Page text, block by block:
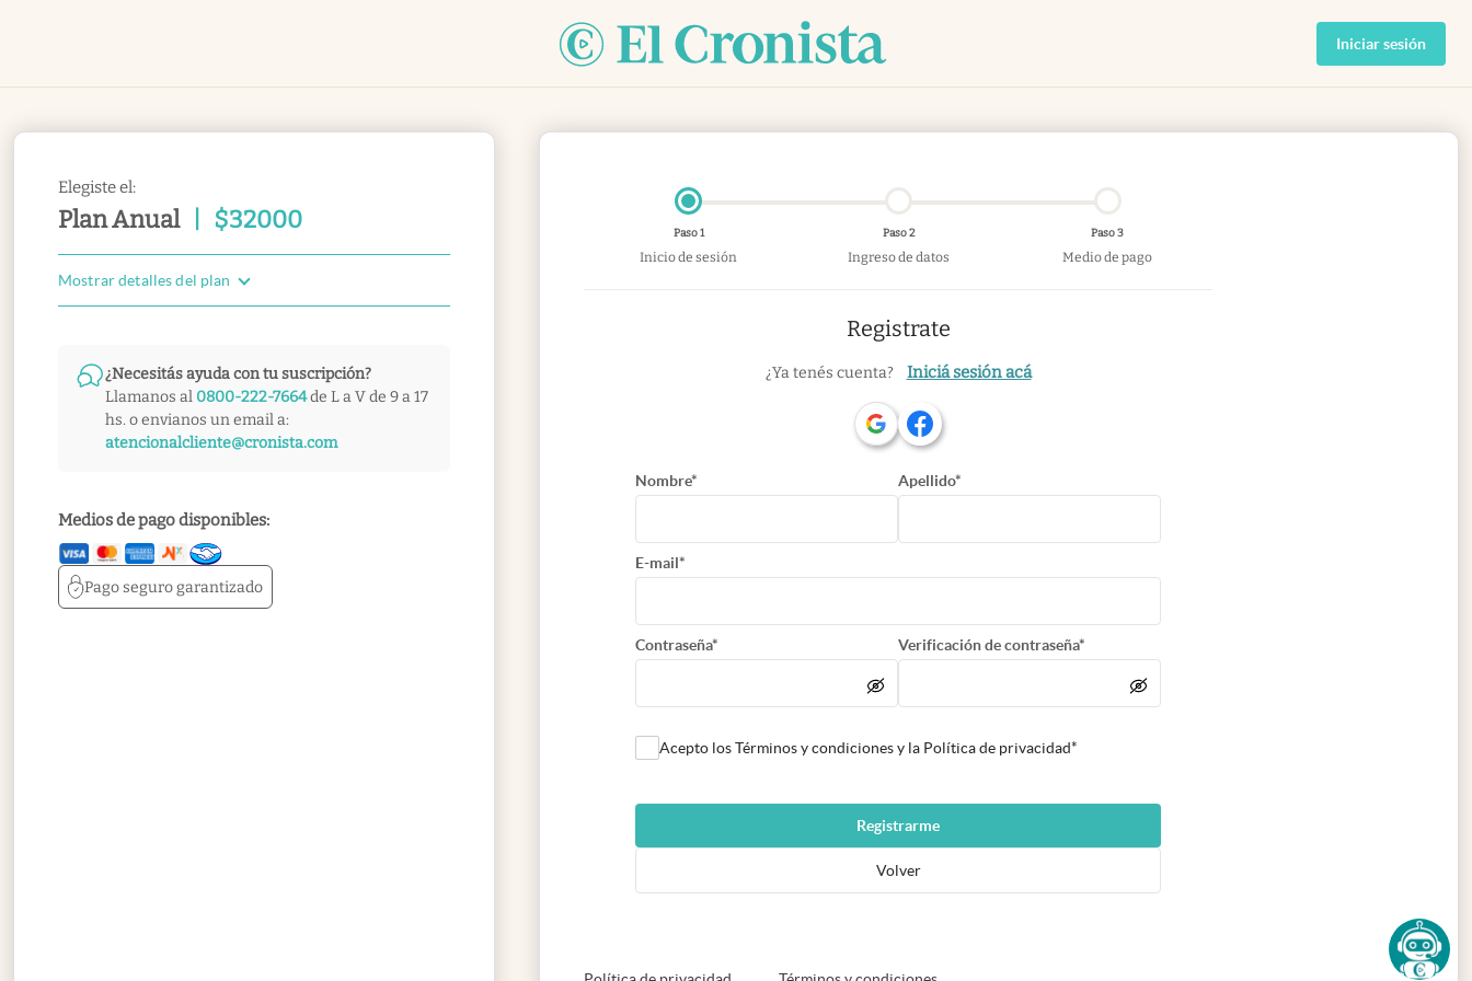
Iniciar sesión
Elegiste el:
Plan Anual $32000
Mostrar detalles del plan
¿Necesitás ayuda con tu suscripción?
Llamanos al 0800-222-7664de L a V de 9 a 17
hs. o envianos un email a:
atencionalcliente@cronista.com
Medios de pago disponibles:
Pago segurogarantizado
Paso 1
Inicio de sesión
Paso 2
Ingreso de datos
Paso 3
Medio de pago
Registrate
¿Ya tenés cuenta? Iniciá sesión acá
Nombre* Apellido*
E-mail*
Contraseña* Verificación de contraseña*
Acepto los Términos y condiciones y la Política de privacidad*
Registrarme
Volver